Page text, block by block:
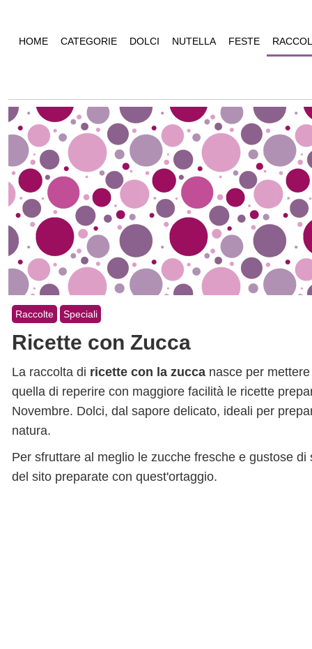
HOME CATEGORIE DOLCI NUTELLA FESTE
Raccolte Speciali
Ricette con Zucca
La raccolta di ricette con la zucca nasce per
quella di reperire con maggiore facilità le ricette
Novembre. Dolci, dal sapore delicato, ideali per
natura.
Per sfruttare al meglio le zucche fresche e gustose
del sito preparate con quest'ortaggio.